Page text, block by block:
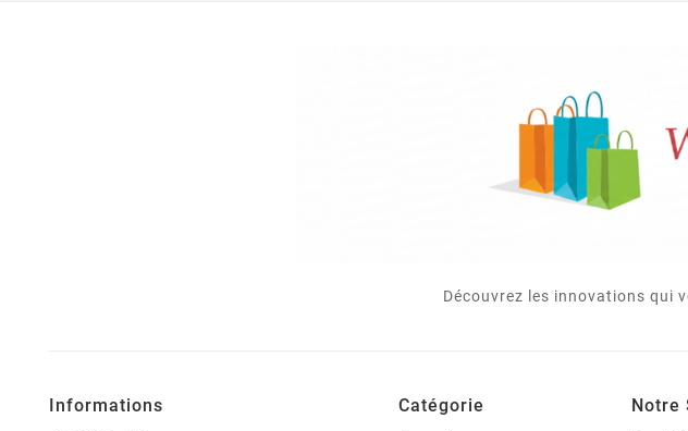
Découvrez les innovations qui
Informations Catégorie Notre